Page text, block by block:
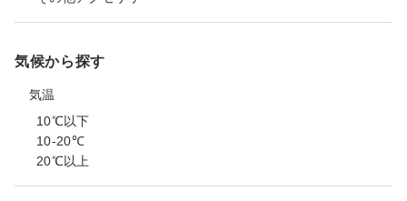
気候から探す
気温
10℃以下
10-20℃
20℃以上